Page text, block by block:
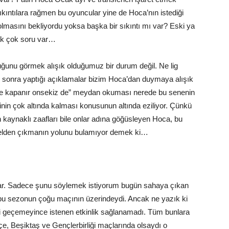
rağmen bu oyuncular yine de Hoca’nın istediği
bekliyordu yoksa başka bir sıkıntı mı var? Eski ya
çok soru var…
görmek alışık olduğumuz bir durum değil. Ne lig
yaptığı açıklamalar bizim Hoca’dan duymaya alışık
onsekiz de” meydan okuması nerede bu senenin
çok altında kalması konusunun altında eziliyor. Çünkü
zaafları bile onlar adına göğüsleyen Hoca, bu
çıkmanın yolunu bulamıyor demek ki…
Sadece şunu söylemek istiyorum bugün sahaya çıkan
sezonun çoğu maçının üzerindeydi. Ancak ne yazık ki
istenen etkinlik sağlanamadı. Tüm bunlara
Beşiktaş ve Gençlerbirliği maçlarında olsaydı o